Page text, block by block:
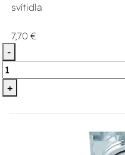
svítidla
7,70 €
-
+